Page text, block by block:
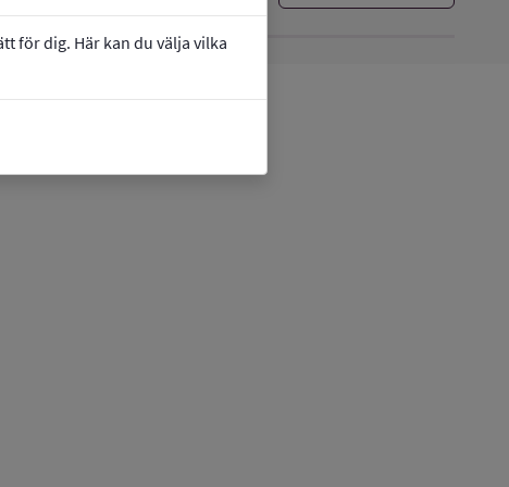
för dig. Här kan du välja vilka